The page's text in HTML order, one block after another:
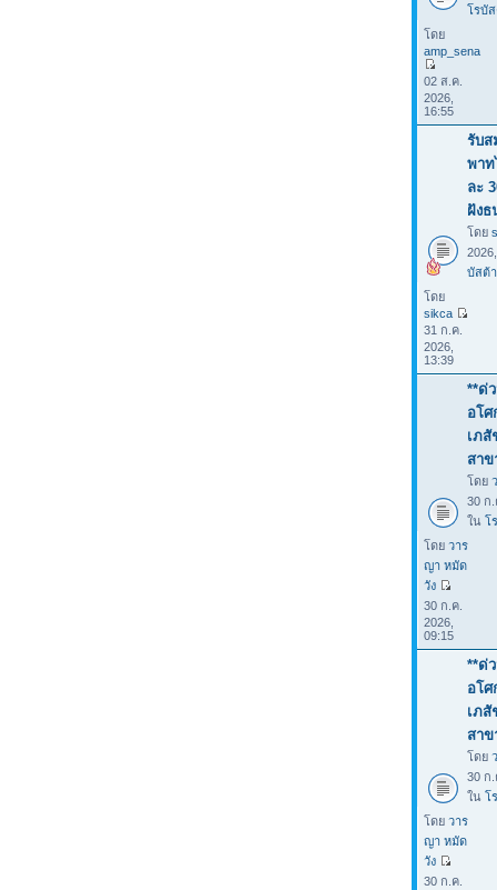
โรบั
โดย
amp_sena
02 ส.ค.
2026,
16:55
รับส
พาท
ละ
ฝังธ
โดย
บัสต้า
โดย
sikca
31 ก.ค.
2026,
13:39
**ด่
อโ
เภสั
สาข
โดย
30 ก.
ใน โ
โดย วาร
ญา หมัด
วัง
30 ก.ค.
2026,
09:15
**ด่
อโ
เภสั
สาข
โดย
30 ก.
ใน โ
โดย วาร
ญา หมัด
วัง
30 ก.ค.